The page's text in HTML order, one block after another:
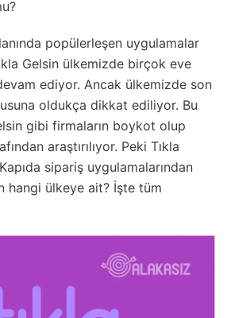
popülerleşen uygulamalar
Gelsin ülkemizde birçok eve
ediyor. Ancak ülkemizde son
oldukça dikkat ediliyor. Bu
gibi firmaların boykot olup
araştırılıyor. Peki Tıkla
sipariş uygulamalarından
hangi ülkeye ait? İşte tüm